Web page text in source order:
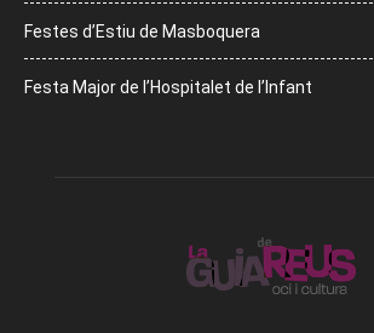
Festes d’Estiu de Masboquera
Festa Major de l’Hospitalet de l’Infant